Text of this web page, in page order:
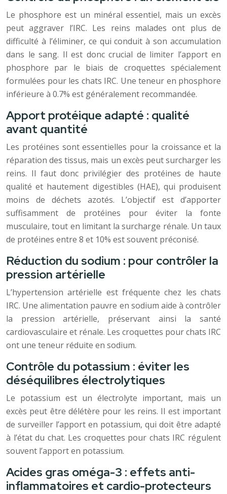
Le phosphore est un minéral essentiel, mais un excès
peut aggraver l’IRC. Les reins malades ont plus de
difficulté à l’éliminer, ce qui conduit à son accumulation
dans le sang. Il est donc crucial de limiter l’apport en
phosphore par le biais de croquettes spécialement
formulées pour les chats IRC. Une teneur en phosphore
inférieure à 0.7% est généralement recommandée.
Apport protéique adapté : qualité
avant quantité
Les protéines sont essentielles pour la croissance et la
réparation des tissus, mais un excès peut surcharger les
reins. Il faut donc privilégier des protéines de haute
qualité et hautement digestibles (HAE), qui produisent
moins de déchets azotés. L’objectif est d’apporter
suffisamment de protéines pour éviter la fonte
musculaire, tout en limitant la surcharge rénale. Un taux
de protéines entre 8 et 10% est souvent préconisé.
Réduction du sodium : pour contrôler la
pression artérielle
L’hypertension artérielle est fréquente chez les chats
IRC. Une alimentation pauvre en sodium aide à contrôler
la pression artérielle, préservant ainsi la santé
cardiovasculaire et rénale. Les croquettes pour chats IRC
ont une teneur réduite en sodium.
Contrôle du potassium : éviter les
déséquilibres électrolytiques
Le potassium est un électrolyte important, mais un
excès peut être délétère pour les reins. Il est important
de surveiller l’apport en potassium, qui doit être adapté
à l’état du chat. Les croquettes pour chats IRC régulent
souvent l’apport en potassium.
Acides gras oméga-3 : effets anti-
inflammatoires et cardio-protecteurs